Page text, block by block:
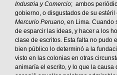
Industria y Comercio; ambos
gobierno, o disgustados de su
Mercurio Peruano, en Lima. Cuando
de esparcir las ideas, y hacer a los
clase de escritos. Esta falta no pudo
bien público lo determinó a la
visto en las colonias en otras
animaría el escrito, y lo que la